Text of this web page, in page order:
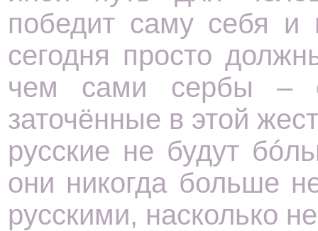
победит саму себя и
сегодня просто
чем сами сербы –
заточённые в этой
русские не будут
они никогда больше
русскими, насколько